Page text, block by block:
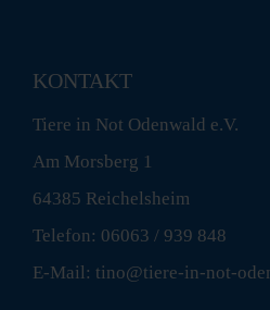
KONTAKT
Tiere in Not Odenwald e.V.
Am Morsberg 1
64385 Reichelsheim
Telefon: 06063 / 939 848
E-Mail: tino@tiere-in-not-